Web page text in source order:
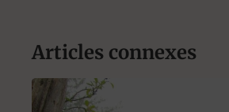
Articles connexes